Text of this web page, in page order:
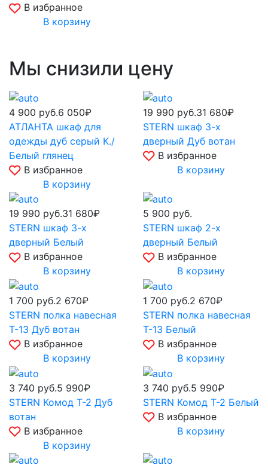
В избранное
В корзину
Мы снизили цену
4 900 руб.6 050₽
АТЛАНТА шкаф для
одежды дуб серый К./
Белый глянец
В избранное
В корзину
19 990 руб.31 680₽
STERN шкаф 3-х
дверный Дуб вотан
В избранное
В корзину
19 990 руб.31 680₽
STERN шкаф 3-х
дверный Белый
В избранное
В корзину
5 900 руб.
STERN шкаф 2-х
дверный Белый
В избранное
В корзину
1 700 руб.2 670₽
STERN полка навесная
Т-13 Дуб вотан
В избранное
В корзину
1 700 руб.2 670₽
STERN полка навесная
Т-13 Белый
В избранное
В корзину
3 740 руб.5 990₽
STERN Комод Т-2 Дуб
вотан
В избранное
В корзину
3 740 руб.5 990₽
STERN Комод Т-2 Белый
В избранное
В корзину